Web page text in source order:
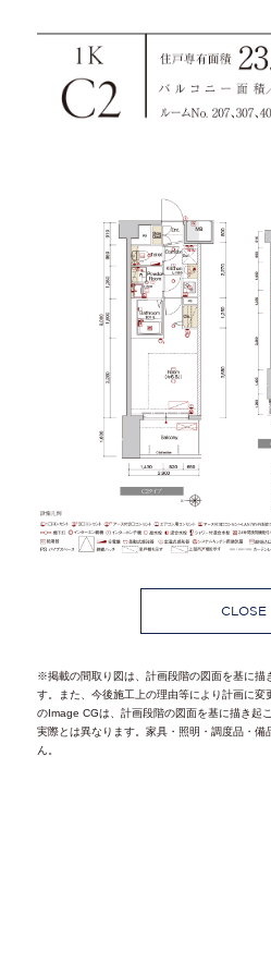
CLOSE
※掲載の間取り図は、計画段階の図面を基に描
す。また、今後施工上の理由等により計画に
のImage CGは、計画段階の図面を基に描き起
実際とは異なります。家具・照明・調度品・備
ん。